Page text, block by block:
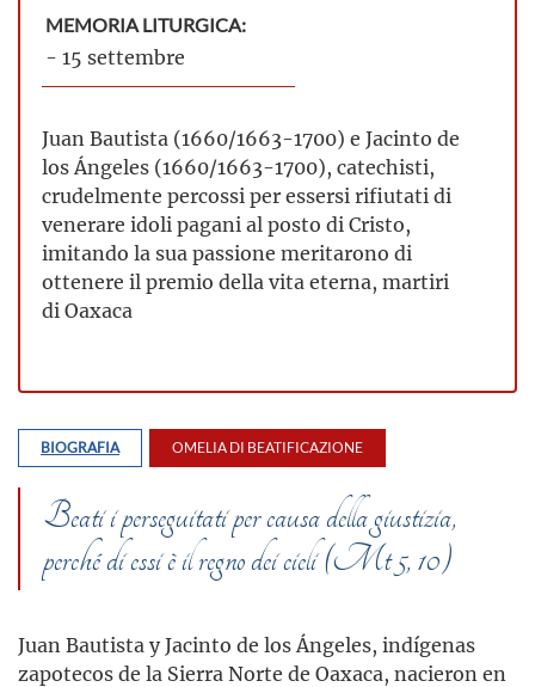
MEMORIA LITURGICA:
- 15 settembre
Juan Bautista (1660/1663-1700) e Jacinto de
los Ángeles (1660/1663-1700), catechisti,
crudelmente percossi per essersi rifiutati di
venerare idoli pagani al posto di Cristo,
imitando la sua passione meritarono di
ottenere il premio della vita eterna, martiri
di Oaxaca
BIOGRAFIA OMELIA DI BEATIFICAZIONE
Beati i perseguitati per causa della giustizia,
perché di essi è il regno dei cieli (Mt 5, 10)
Juan Bautista y Jacinto de los Ángeles, indígenas
zapotecos de la Sierra Norte de Oaxaca, nacieron en